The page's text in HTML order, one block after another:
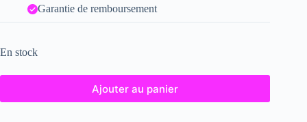
Garantie de remboursement
En stock
Ajouter au panier